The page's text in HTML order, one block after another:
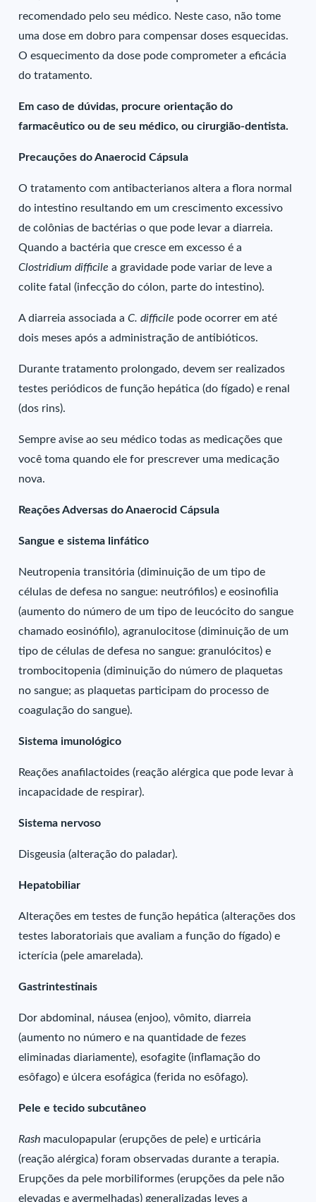
recomendado pelo seu médico. Neste caso, não tome
uma dose em dobro para compensar doses esquecidas.
O esquecimento da dose pode comprometer a eficácia
do tratamento.
Em caso de dúvidas, procure orientação do
farmacêutico ou de seu médico, ou cirurgião-dentista.
Precauções do Anaerocid Cápsula
O tratamento com antibacterianos altera a flora normal
do intestino resultando em um crescimento excessivo
de colônias de bactérias o que pode levar a diarreia.
Quando a bactéria que cresce em excesso é a
Clostridium difficile a gravidade pode variar de leve a
colite fatal (infecção do cólon, parte do intestino).
A diarreia associada aC. difficile pode ocorrer em até
dois meses após a administração de antibióticos.
Durante tratamento prolongado, devem ser realizados
testes periódicos de função hepática (do fígado) e renal
(dos rins).
Sempre avise ao seu médico todas as medicações que
você toma quando ele for prescrever uma medicação
nova.
Reações Adversas do Anaerocid Cápsula
Sangue e sistema linfático
Neutropenia transitória (diminuição de um tipo de
células de defesa no sangue: neutrófilos) e eosinofilia
(aumento do número de um tipo de leucócito do sangue
chamado eosinófilo), agranulocitose (diminuição de um
tipo de células de defesa no sangue: granulócitos) e
trombocitopenia (diminuição do número de plaquetas
no sangue; as plaquetas participam do processo de
coagulação do sangue).
Sistema imunológico
Reações anafilactoides (reação alérgica que pode levar à
incapacidade de respirar).
Sistema nervoso
Disgeusia (alteração do paladar).
Hepatobiliar
Alterações em testes de função hepática (alterações dos
testes laboratoriais que avaliam a função do fígado) e
icterícia (pele amarelada).
Gastrintestinais
Dor abdominal, náusea (enjoo), vômito, diarreia
(aumento no número e na quantidade de fezes
eliminadas diariamente), esofagite (inflamação do
esôfago) e úlcera esofágica (ferida no esôfago).
Pele e tecido subcutâneo
Rash maculopapular (erupções de pele) e urticária
(reação alérgica) foram observadas durante a terapia.
Erupções da pele morbiliformes (erupções da pele não
elevadas e avermelhadas) generalizadas leves a